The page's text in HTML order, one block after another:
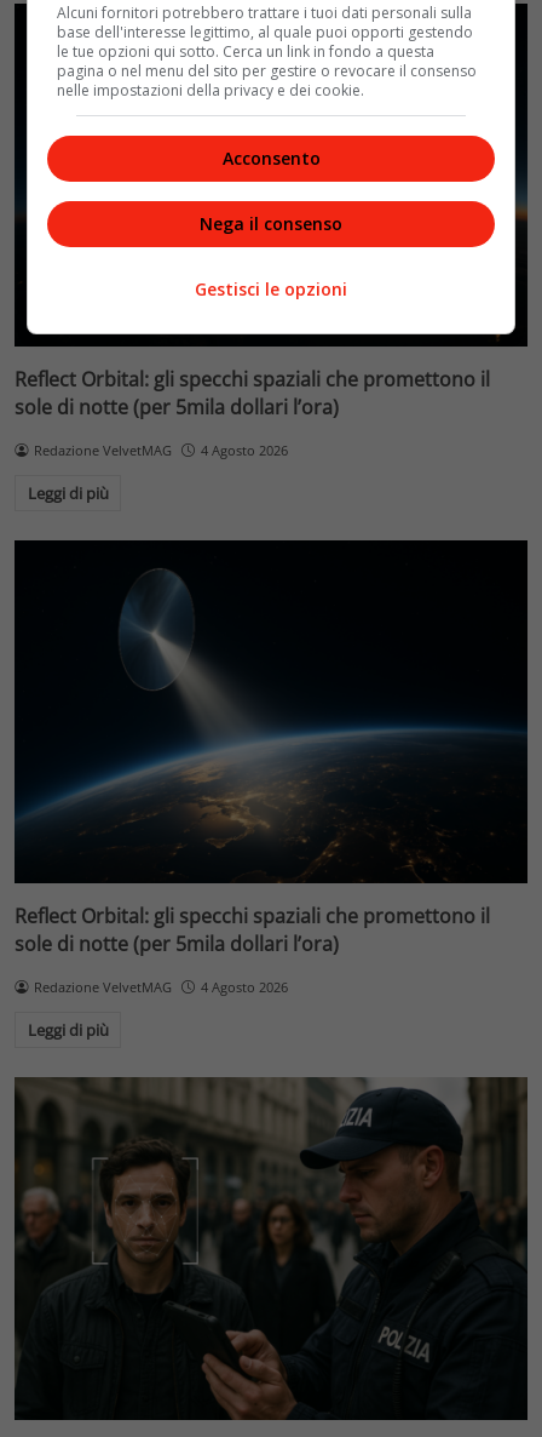
Reflect Orbital: gli specchi spaziali che promettono il
sole di notte (per 5mila dollari l’ora)
Redazione VelvetMAG 4 Agosto 2026
Leggi di più
Reflect Orbital: gli specchi spaziali che promettono il
sole di notte (per 5mila dollari l’ora)
Redazione VelvetMAG 4 Agosto 2026
Leggi di più
Alcuni fornitori potrebbero trattare i tuoi dati personali sulla
base dell'interesse legittimo, al quale puoi opporti gestendo
le tue opzioni qui sotto. Cerca un link in fondo a questa
pagina o nel menu del sito per gestire o revocare il consenso
nelle impostazioni della privacy e dei cookie.
Acconsento
Nega il consenso
Gestisci le opzioni